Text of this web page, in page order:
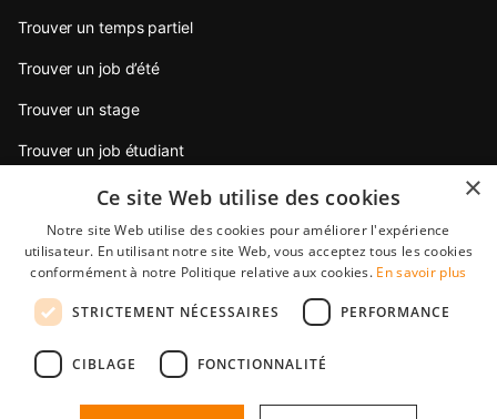
Trouver un temps partiel
Trouver un job d’été
Trouver un stage
Trouver un job étudiant
Trouver un emploi jeune diplômé
Conseils pour postuler
Partenaires
StudentJob International est une filiale de YoungCapital • ©
2026 • All rights reserved •
Protection des données StudentJob FR score 4.5 - 10 reviews
×
Ce site Web utilise des cookies
Notre site Web utilise des cookies pour améliorer l'expérience
utilisateur. En utilisant notre site Web, vous acceptez tous les cookies
conformément à notre Politique relative aux cookies. En savoir plus
STRICTEMENT NÉCESSAIRES PERFORMANCE
CIBLAGE FONCTIONNALITÉ